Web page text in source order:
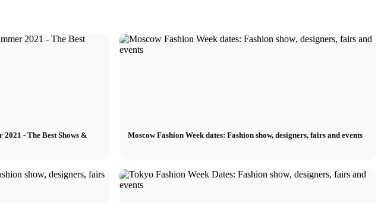
2021 - The Best Shows &
Moscow Fashion Week dates: Fashion show, designers, fairs and events